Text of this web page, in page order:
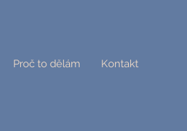
Proč to dělám Kontakt